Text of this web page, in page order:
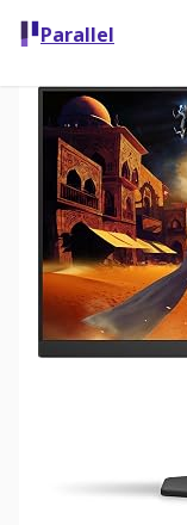
Parallel